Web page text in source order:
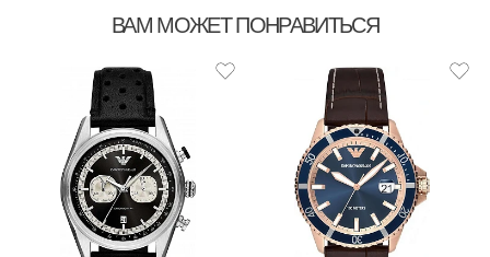
ВАМ МОЖЕТ ПОНРАВИТЬСЯ